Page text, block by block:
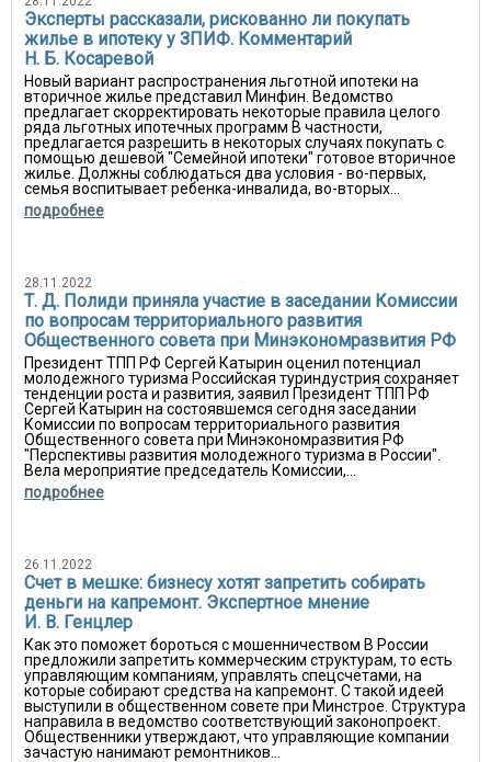
Эксперты рассказали, рискованно ли покупать
жилье в ипотеку у ЗПИФ. Комментарий
Н. Б. Косаревой
Новый вариант распространения льготной ипотеки на
вторичное жилье представил Минфин. Ведомство
предлагает скорректировать некоторые правила целого
ряда льготных ипотечных программ В частности,
предлагается разрешить в некоторых случаях покупать с
помощью дешевой "Семейной ипотеки" готовое вторичное
жилье. Должны соблюдаться два условия - во-первых,
семья воспитывает ребенка-инвалида, во-вторых...
подробнее
28.11.2022
Т. Д. Полиди приняла участие в заседании Комиссии
по вопросам территориального развития
Общественного совета при Минэкономразвития РФ
Президент ТПП РФ Сергей Катырин оценил потенциал
молодежного туризма Российская туриндустрия сохраняет
тенденции роста и развития, заявил Президент ТПП РФ
Сергей Катырин на состоявшемся сегодня заседании
Комиссии по вопросам территориального развития
Общественного совета при Минэкономразвития РФ
"Перспективы развития молодежного туризма в России".
Вела мероприятие председатель Комиссии,...
подробнее
26.11.2022
Счет в мешке: бизнесу хотят запретить собирать
деньги на капремонт. Экспертное мнение
И. В. Генцлер
Как это поможет бороться с мошенничеством В России
предложили запретить коммерческим структурам, то есть
управляющим компаниям, управлять спецсчетами, на
которые собирают средства на капремонт. С такой идеей
выступили в общественном совете при Минстрое. Структура
направила в ведомство соответствующий законопроект.
Общественники утверждают, что управляющие компании
зачастую нанимают ремонтников...